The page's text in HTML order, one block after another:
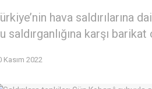
hava saldırılarına
saldırganlığına karşı
Kasım 2022